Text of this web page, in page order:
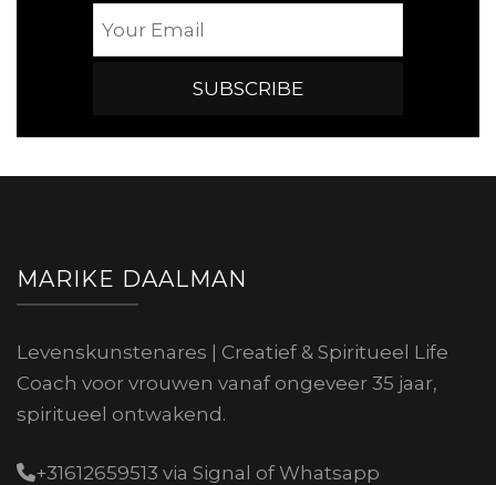
MARIKE DAALMAN
Levenskunstenares | Creatief & Spiritueel Life
Coach voor vrouwen vanaf ongeveer 35 jaar,
spiritueel ontwakend.
+31612659513 via Signal of Whatsapp